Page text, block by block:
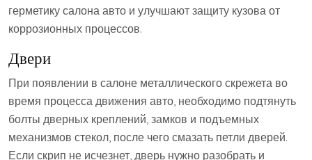
герметику салона авто и улучшают защиту кузова от
коррозионных процессов.
Двери
При появлении в салоне металлического скрежета во
время процесса движения авто, необходимо подтянуть
болты дверных креплений, замков и подъемных
механизмов стекол, после чего смазать петли дверей.
Если скрип не исчезнет, дверь нужно разобрать и